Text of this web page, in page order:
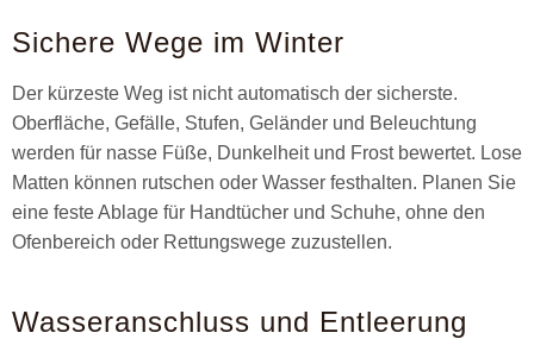
Sichere Wege im Winter
Der kürzeste Weg ist nicht automatisch der sicherste.
Oberfläche, Gefälle, Stufen, Geländer und Beleuchtung
werden für nasse Füße, Dunkelheit und Frost bewertet. Lose
Matten können rutschen oder Wasser festhalten. Planen Sie
eine feste Ablage für Handtücher und Schuhe, ohne den
Ofenbereich oder Rettungswege zuzustellen.
Wasseranschluss und Entleerung